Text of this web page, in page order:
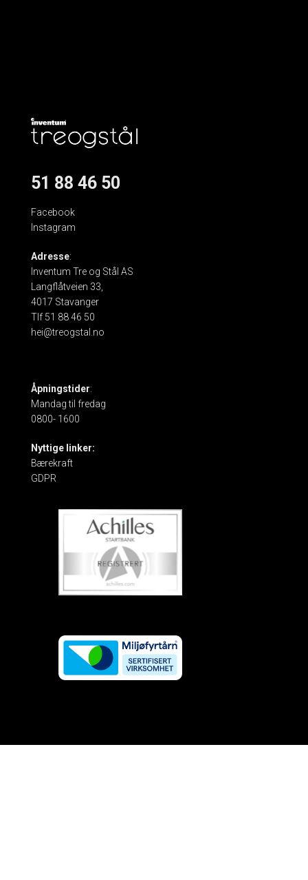
51 88 46 50
Facebook
Instagram
Adresse:
Inventum Tre og Stål AS
Langflåtveien 33,
4017 Stavanger
Tlf 51 88 46 50
hei@treogstal.no
Åpningstider:
Mandag til fredag
0800- 1600
Nyttige linker:
Bærekraft
GDPR